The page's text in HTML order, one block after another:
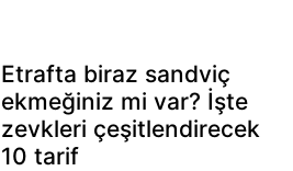
Etrafta biraz sandviç
ekmeğiniz mi var? İşte
zevkleri çeşitlendirecek
10 tarif